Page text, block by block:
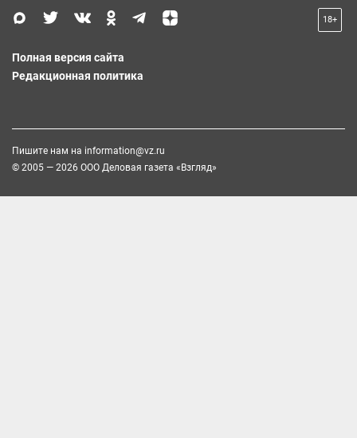
18+
Полная версия сайта
Редакционная политика
Пишите нам на information@vz.ru
© 2005 — 2026 ООО Деловая газета «Взгляд»